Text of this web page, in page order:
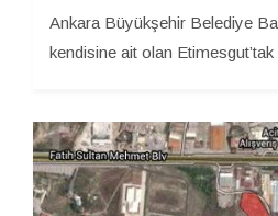
Ankara Büyükşehir Belediye
kendisine ait olan Etimesgut’tak